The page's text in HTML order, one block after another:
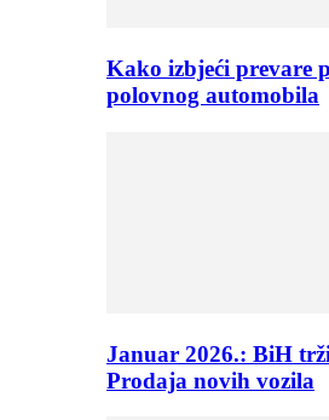
Kako izbjeći prevare
polovnog automobila
Januar 2026.: BiH
Prodaja novih vozila